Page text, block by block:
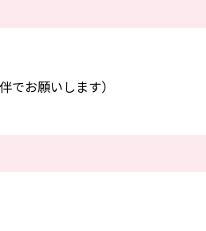
お願いします）